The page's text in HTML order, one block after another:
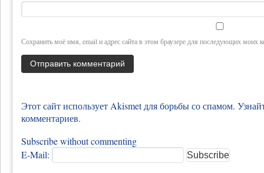
Сохранить моё имя, email и адрес сайта в этом браузере для последующих моих
Этот сайт использует Akismet для борьбы со спамом.
комментариев.
Subscribe without commenting
E-Mail: